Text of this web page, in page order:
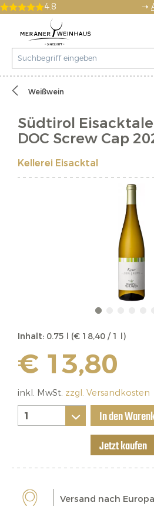
4.8 ➝
Weißwein
Südtirol
DOC Screw Cap
Kellerei Eisacktal
Inhalt: 0.75 l (€ 18,40 / 1 l)
€ 13,80
inkl. MwSt. zzgl. Versandkosten
In den
Jetzt kaufen
Versand nach Europa